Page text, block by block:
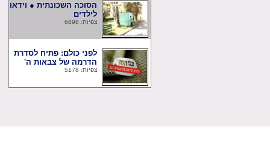
הסוכה השכונתית ● וידאו
לילדים
צפיות: 6898
לפני כולם: פתיח לסדרת
הדרמה של צבאות ה'
צפיות: 5178